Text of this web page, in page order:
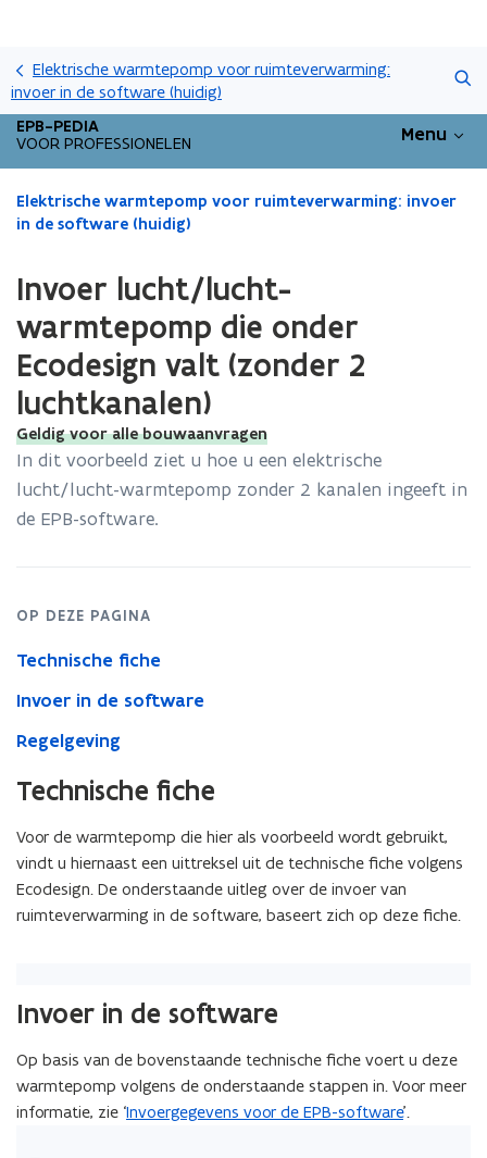
en
de
Elektrische warmtepomp voor ruimteverwarming:
invoer in de software (huidig)
Zoeken
EPB-PEDIA
VOOR PROFESSIONELEN Menu
Gedaan
met
bevindt
op:
Invoer
lucht/lucht-
warmtepomp
die
onder
valt
(zonder
Elektrische warmtepomp voor ruimteverwarming: invoer
in de software (huidig)
Invoer lucht/lucht-
warmtepomp die onder
Ecodesign valt (zonder 2
luchtkanalen)
Geldig voor alle bouwaanvragen
In dit voorbeeld ziet u hoe u een elektrische
lucht/lucht-warmtepomp zonder 2 kanalen ingeeft in
de EPB-software.
OP DEZE PAGINA
Technische fiche
Invoer in de software
Regelgeving
Technische fiche
Voor de warmtepomp die hier als voorbeeld wordt gebruikt,
vindt u hiernaast een uittreksel uit de technische fiche volgens
Ecodesign. De onderstaande uitleg over de invoer van
ruimteverwarming in de software, baseert zich op deze fiche.
Invoer in de software
Op basis van de bovenstaande technische fiche voert u deze
warmtepomp volgens de onderstaande stappen in. Voor meer
informatie, zie ‘Invoergegevens voor de EPB-software’.